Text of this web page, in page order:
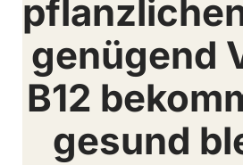
genügend
B12
gesund